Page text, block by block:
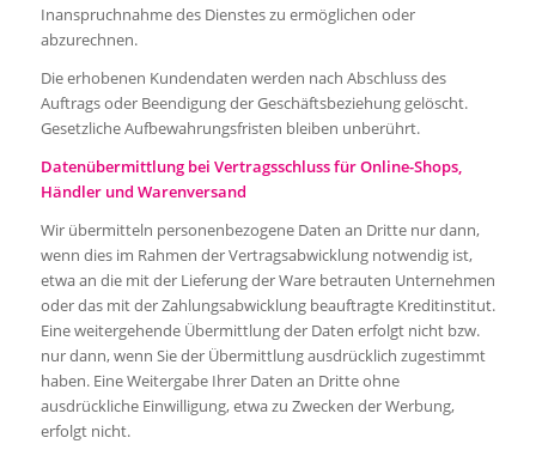
Inanspruchnahme des Dienstes zu ermöglichen oder
abzurechnen.
Die erhobenen Kundendaten werden nach Abschluss des
Auftrags oder Beendigung der Geschäftsbeziehung gelöscht.
Gesetzliche Aufbewahrungsfristen bleiben unberührt.
Datenübermittlung bei Vertragsschluss für Online-Shops,
Händler und Warenversand
Wir übermitteln personenbezogene Daten an Dritte nur dann,
wenn dies im Rahmen der Vertragsabwicklung notwendig ist,
etwa an die mit der Lieferung der Ware betrauten Unternehmen
oder das mit der Zahlungsabwicklung beauftragte Kreditinstitut.
Eine weitergehende Übermittlung der Daten erfolgt nicht bzw.
nur dann, wenn Sie der Übermittlung ausdrücklich zugestimmt
haben. Eine Weitergabe Ihrer Daten an Dritte ohne
ausdrückliche Einwilligung, etwa zu Zwecken der Werbung,
erfolgt nicht.